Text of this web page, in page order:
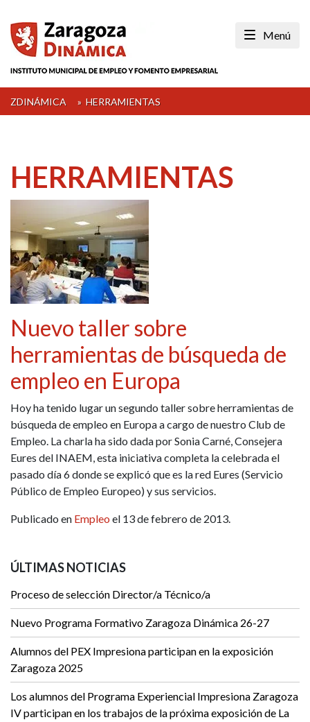
content
Menú
ZDINÁMICA » HERRAMIENTAS
HERRAMIENTAS
Nuevo taller sobre
herramientas de búsqueda de
empleo en Europa
Hoy ha tenido lugar un segundo taller sobre herramientas de
búsqueda de empleo en Europa a cargo de nuestro Club de
Empleo. La charla ha sido dada por Sonia Carné, Consejera
Eures del INAEM, esta iniciativa completa la celebrada el
pasado día 6 donde se explicó que es la red Eures (Servicio
Público de Empleo Europeo) y sus servicios.
Publicado en Empleo el 13 de febrero de 2013.
ÚLTIMAS NOTICIAS
Proceso de selección Director/a Técnico/a
Nuevo Programa Formativo Zaragoza Dinámica 26-27
Alumnos del PEX Impresiona participan en la exposición
Zaragoza 2025
Los alumnos del Programa Experiencial Impresiona Zaragoza
IV participan en los trabajos de la próxima exposición de La